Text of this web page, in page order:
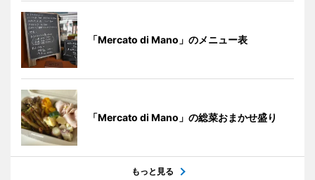
「Mercato di Mano」のメニュー表
「Mercato di Mano」の総菜おまかせ盛り
もっと見る